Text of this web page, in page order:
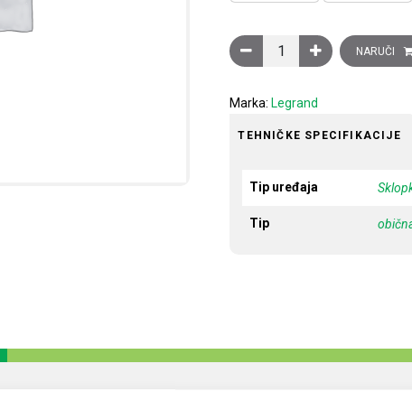
Sklopka kartična Clasia,
NARUČI
Marka: Legrand
TEHNIČKE SPECIFIKACIJE
Tip uređaja
Tip